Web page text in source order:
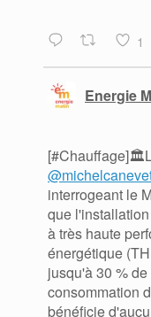
1
Energie
interrogeant le
que
à très haute
énergétique
jusqu'à 30 %
consommation
bénéficie